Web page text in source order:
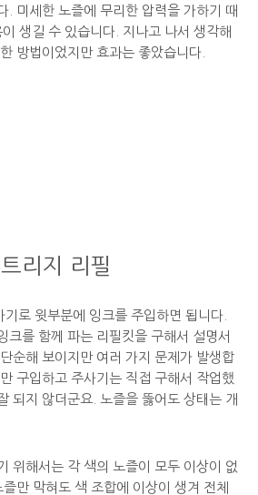
. 미세한 노즐에 무리한 압력을 가하기 때
생길 수 있습니다. 지나고 나서 생각해
방법이었지만 효과는 좋았습니다.
리지 리필
로 윗부분에 잉크를 주입하면 됩니다.
크를 함께 파는 리필킷을 구해서 설명서
순해 보이지만 여러 가지 문제가 발생합
구입하고 주사기는 직접 구해서 작업했
되지 않더군요. 노즐을 뚫어도 상태는 개
위해서는 각 색의 노즐이 모두 이상이 없
만 막혀도 색 조합에 이상이 생겨 전체